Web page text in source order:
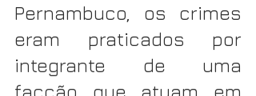
Pernambuco, os crimes
eram praticados por
integrante de uma
facção que atuam em